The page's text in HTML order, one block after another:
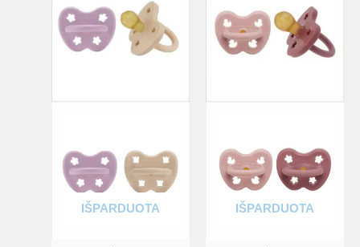
IŠPARDUOTA IŠPARDUOTA